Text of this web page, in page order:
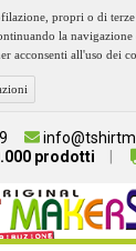
propri o di
la
acconsenti all'uso dei
prodotti